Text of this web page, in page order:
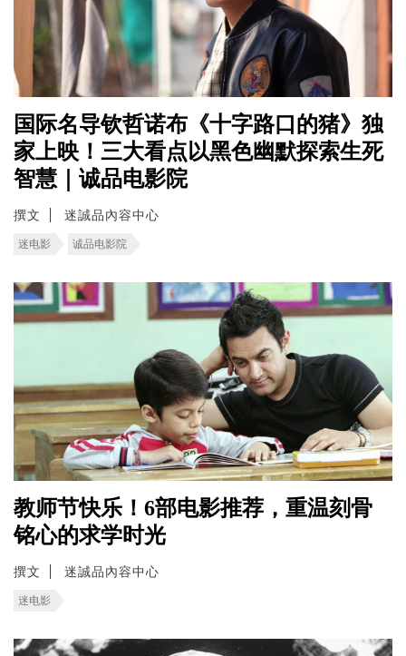
国际名导钦哲诺布《十字路口的猪》独
家上映！三大看点以黑色幽默探索生死
智慧｜诚品电影院
撰文 迷誠品內容中心
迷电影 诚品电影院
教师节快乐！6部电影推荐，重温刻骨
铭心的求学时光
撰文 迷誠品內容中心
迷电影